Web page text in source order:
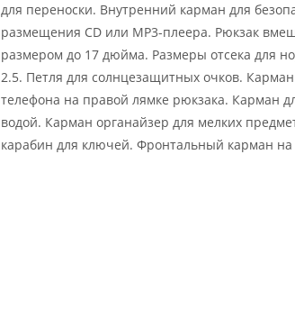
для переноски. Внутренний карман для
размещения CD или MP3-плеера. Рюкзак
размером до 17 дюйма. Размеры отсека для
2.5. Петля для солнцезащитных очков.
телефона на правой лямке рюкзака. Карман
водой. Карман органайзер для мелких
карабин для ключей. Фронтальный карман